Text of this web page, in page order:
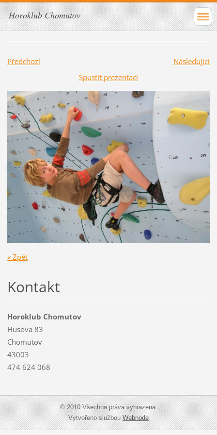
Horoklub Chomutov
Předchozí
Následující
Spustit prezentaci
« Zpět
Kontakt
Horoklub Chomutov
Husova 83
Chomutov
43003
474 624 068
© 2010 Všechna práva vyhrazena.
Vytvořeno službouWebnode